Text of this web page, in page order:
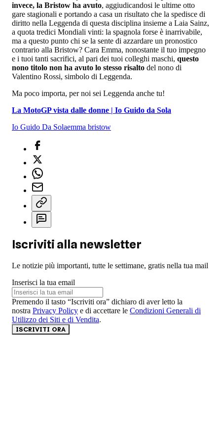
invece, la Bristow ha avuto, aggiudicandosi le ultime otto
gare stagionali e portando a casa un risultato che la spedisce di
diritto nella Leggenda di questa disciplina insieme a Laia Sainz,
a quota tredici Mondiali vinti: la spagnola forse è inarrivabile,
ma a questo punto chi se la sente di azzardare un pronostico
contrario alla Bristow? Cara Emma, nonostante il tuo impegno
e i tuoi tanti sacrifici, al pari dei tuoi colleghi maschi, questo
nono titolo non ha avuto lo stesso risalto del nono di
Valentino Rossi, simbolo di Leggenda.
Ma poco importa, per noi sei Leggenda anche tu!
La MotoGP vista dalle donne | Io Guido da Sola
Io Guido Da Solaemma bristow
Iscriviti alla newsletter
Le notizie più importanti, tutte le settimane, gratis nella tua mail
Inserisci la tua email
Premendo il tasto “Iscriviti ora” dichiaro di aver letto la
nostra Privacy Policy e di accettare le Condizioni Generali di
Utilizzo dei Siti e di Vendita.
ISCRIVITI ORA